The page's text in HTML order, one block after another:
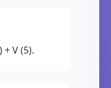
+ V (5).